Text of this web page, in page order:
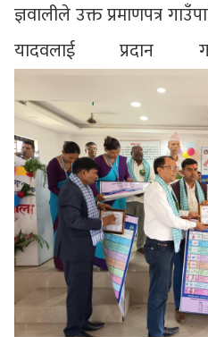
ज्ञवालीले उक्त प्रमाणपत्र
यादवलाई प्रदान